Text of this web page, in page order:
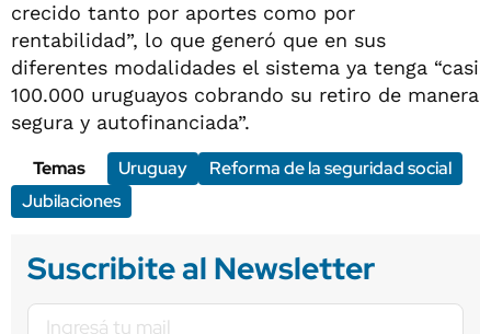
crecido tanto por aportes como por
rentabilidad”, lo que generó que en sus
diferentes modalidades el sistema ya tenga “casi
100.000 uruguayos cobrando su retiro de manera
segura y autofinanciada”.
Temas
Uruguay
Reforma de la seguridad social
Jubilaciones
Suscribite al Newsletter